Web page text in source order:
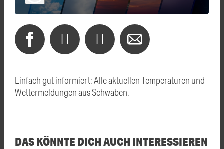
Einfach gut informiert: Alle aktuellen Temperaturen und
Wettermeldungen aus Schwaben.
DAS KÖNNTE DICH AUCH INTERESSIEREN